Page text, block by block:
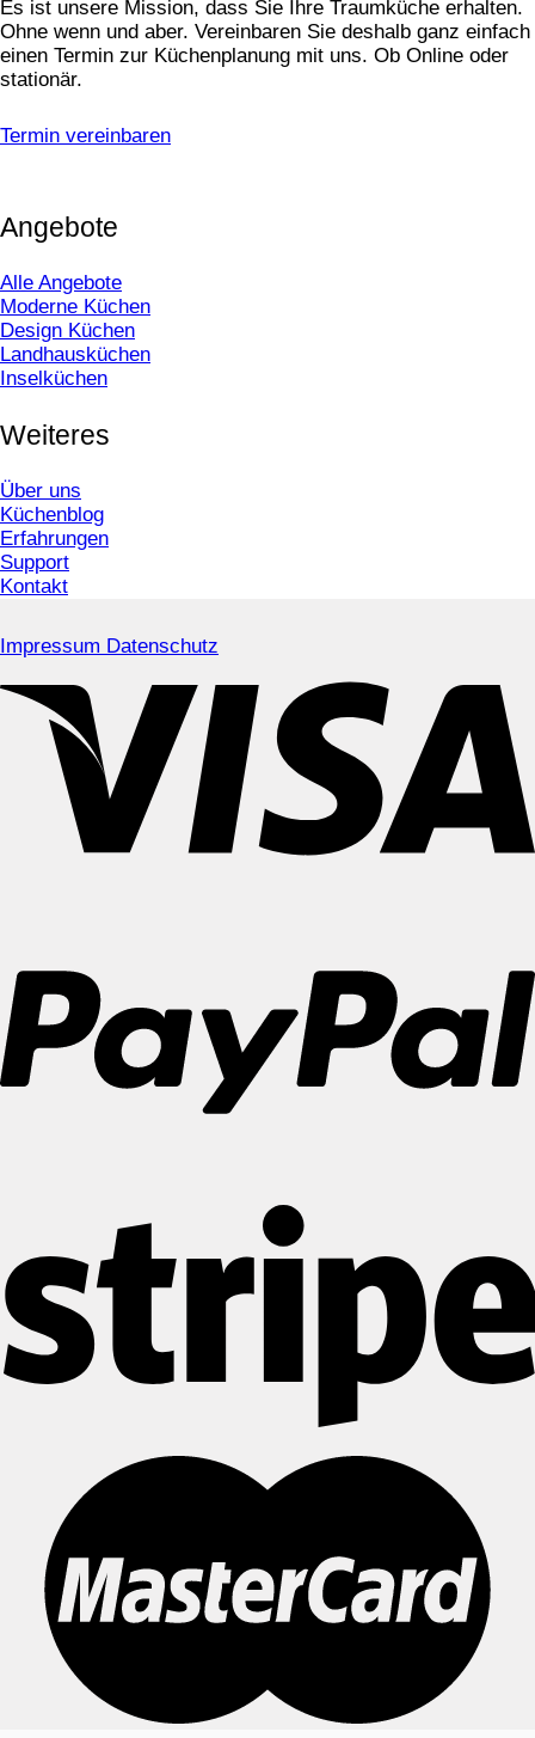
Es ist unsere Mission, dass Sie Ihre Traumküche erhalten.
Ohne wenn und aber. Vereinbaren Sie deshalb ganz einfach
einen Termin zur Küchenplanung mit uns. Ob Online oder
stationär.
Termin vereinbaren
Angebote
Alle Angebote
Moderne Küchen
Design Küchen
Landhausküchen
Inselküchen
Weiteres
Über uns
Küchenblog
Erfahrungen
Support
Kontakt
Impressum Datenschutz